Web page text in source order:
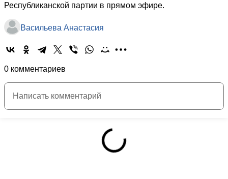
Республиканской партии в прямом эфире.
Васильева Анастасия
0 комментариев